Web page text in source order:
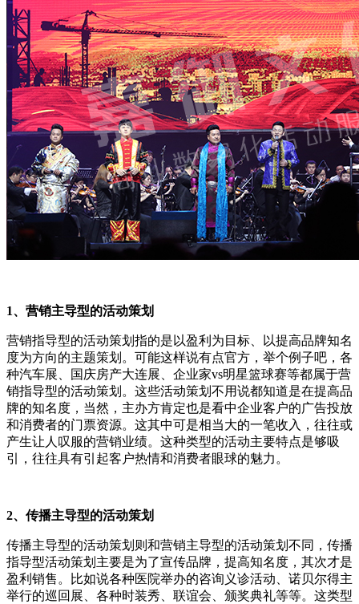
1、营销主导型的活动策划
营销指导型的活动策划指的是以盈利为目标、以提高品牌知名
度为方向的主题策划。可能这样说有点官方，举个例子吧，各
种汽车展、国庆房产大连展、企业家vs明星篮球赛等都属于营
销指导型的活动策划。这些活动策划不用说都知道是在提高品
牌的知名度，当然，主办方肯定也是看中企业客户的广告投放
和消费者的门票资源。这其中可是相当大的一笔收入，往往或
产生让人叹服的营销业绩。这种类型的活动主要特点是够吸
引，往往具有引起客户热情和消费者眼球的魅力。
2、传播主导型的活动策划
传播主导型的活动策划则和营销主导型的活动策划不同，传播
指导型活动策划主要是为了宣传品牌，提高知名度，其次才是
盈利销售。比如说各种医院举办的咨询义诊活动、诺贝尔得主
举行的巡回展、各种时装秀、联谊会、颁奖典礼等等。这类型